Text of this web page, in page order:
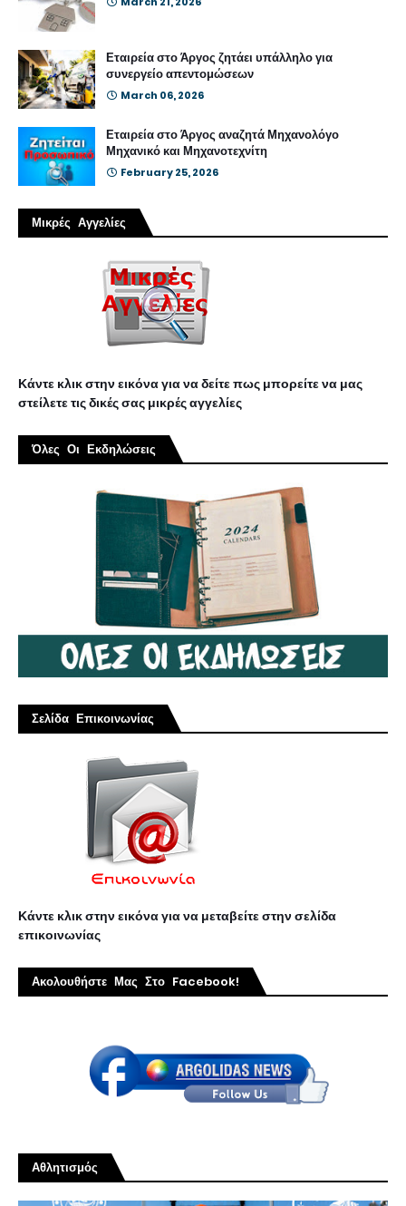
Εταιρεία στο Άργος ζητάει υπάλληλο για
συνεργείο απεντομώσεων
March 06, 2026
Εταιρεία στο Άργος αναζητά Μηχανολόγο
Μηχανικό και Μηχανοτεχνίτη
February 25, 2026
Μικρές Αγγελίες
Κάντε κλικ στην εικόνα για να δείτε πως μπορείτε να μας
στείλετε τις δικές σας μικρές αγγελίες
Όλες Οι Εκδηλώσεις
Σελίδα Επικοινωνίας
Κάντε κλικ στην εικόνα για να μεταβείτε στην σελίδα
επικοινωνίας
Ακολουθήστε Μας Στο Facebook!
Αθλητισμός